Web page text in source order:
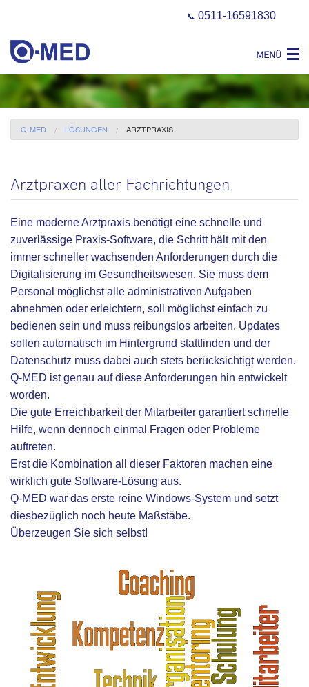
📞 0511-16591830
MENÜ
Produkte
Lösungen
Support
Q-MED LÖSUNGEN ARZTPRAXIS
Arztpraxen aller Fachrichtungen
Eine moderne Arztpraxis benötigt eine schnelle und
zuverlässige Praxis-Software, die Schritt hält mit den
immer schneller wachsenden Anforderungen durch die
Digitalisierung im Gesundheitswesen. Sie muss dem
Personal möglichst alle administrativen Aufgaben
abnehmen oder erleichtern, soll möglichst einfach zu
bedienen sein und muss reibungslos arbeiten. Updates
sollen automatisch im Hintergrund stattfinden und der
Datenschutz muss dabei auch stets berücksichtigt werden.
Q-MED ist genau auf diese Anforderungen hin entwickelt
worden.
Die gute Erreichbarkeit der Mitarbeiter garantiert schnelle
Hilfe, wenn dennoch einmal Fragen oder Probleme
auftreten.
Erst die Kombination all dieser Faktoren machen eine
wirklich gute Software-Lösung aus.
Q-MED war das erste reine Windows-System und setzt
diesbezüglich noch heute Maßstäbe.
Überzeugen Sie sich selbst!